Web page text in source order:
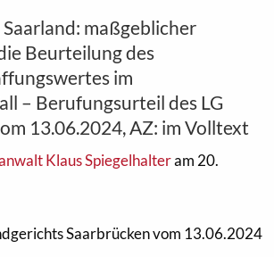
maßgeblicher
Beurteilung des
im
– Berufungsurteil des LG
13.06.2024, AZ: im Volltext
Klaus Spiegelhalteram 20.
Saarbrücken vom 13.06.2024